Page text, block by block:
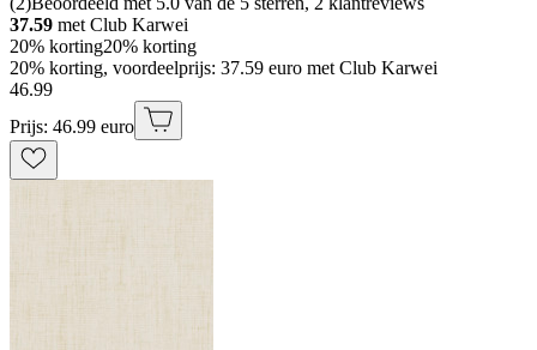
37.59 met Club Karwei
20% korting20% korting
20% korting, voordeelprijs: 37.59 euro met Club Karwei
46.99
Prijs: 46.99 euro